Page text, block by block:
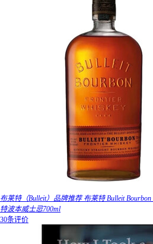
布莱特（Bulleit）品牌推荐 布莱特 Bulleit
特波本威士忌700ml
30条评价